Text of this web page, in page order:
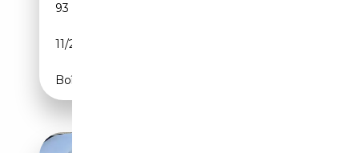
93 778 km
11/2003
Boîte automatique